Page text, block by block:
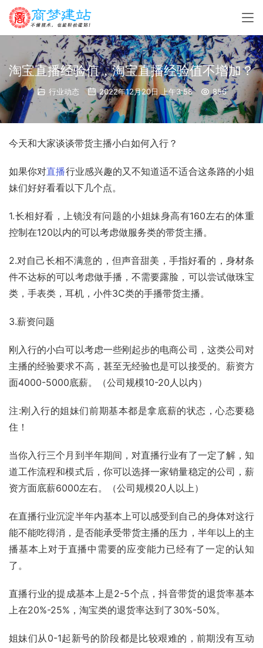
淘宝直播经验值，淘宝直播经验值不增加？
行业动态 2022年12月20日 上午3:58 856
今天和大家谈谈带货主播小白如何入行？
如果你对直播行业感兴趣的又不知道适不适合这条路的小姐
妹们好好看看以下几个点。
1.长相好看，上镜没有问题的小姐妹身高有160左右的体重
控制在120以内的可以考虑做服务类的带货主播。
2.对自己长相不满意的，但声音甜美，手指好看的，身材条
件不达标的可以考虑做手播，不需要露脸，可以尝试做珠宝
类，手表类，耳机，小件3C类的手播带货主播。
3.薪资问题
刚入行的小白可以考虑一些刚起步的电商公司，这类公司对
主播的经验要求不高，甚至无经验也是可以接受的。薪资方
面4000-5000底薪。（公司规模10-20人以内）
注:刚入行的姐妹们前期基本都是拿底薪的状态，心态要稳
住！
当你入行三个月到半年期间，对直播行业有了一定了解，知
道工作流程和模式后，你可以选择一家销量稳定的公司，薪
资方面底薪6000左右。（公司规模20人以上）
在直播行业沉淀半年内基本上可以感受到自己的身体对这行
能不能吃得消，是否能承受带货主播的压力，半年以上的主
播基本上对于直播中需要的应变能力已经有了一定的认知
了。
直播行业的提成基本上是2-5个点，抖音带货的退货率基本
上在20%-25%，淘宝类的退货率达到了30%-50%。
姐妹们从0-1起新号的阶段都是比较艰难的，前期没有互动